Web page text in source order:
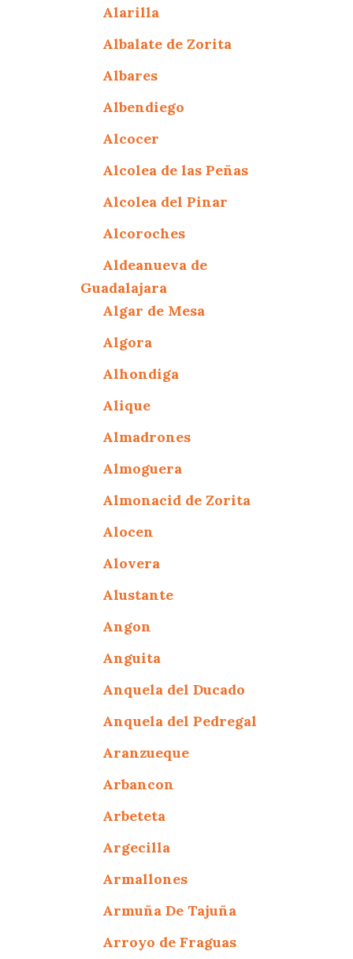
Alarilla
Albalate de Zorita
Albares
Albendiego
Alcocer
Alcolea de las Peñas
Alcolea del Pinar
Alcoroches
Aldeanueva de
Guadalajara
Algar de Mesa
Algora
Alhondiga
Alique
Almadrones
Almoguera
Almonacid de Zorita
Alocen
Alovera
Alustante
Angon
Anguita
Anquela del Ducado
Anquela del Pedregal
Aranzueque
Arbancon
Arbeteta
Argecilla
Armallones
Armuña De Tajuña
Arroyo de Fraguas